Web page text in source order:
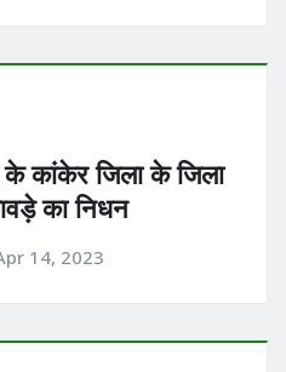
के कांकेर जिला के जिला
का निधन
14, 2023